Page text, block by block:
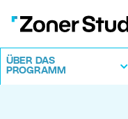
ÜBER DAS
PROGRAMM